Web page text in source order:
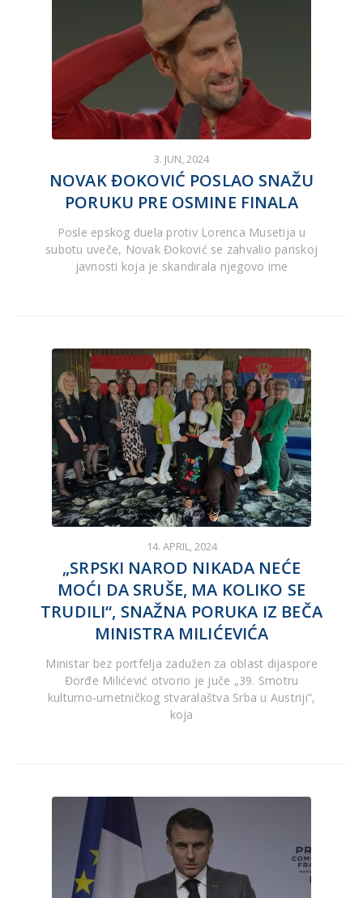
3. JUN, 2024
NOVAK ĐOKOVIĆ POSLAO SNAŽU
PORUKU PRE OSMINE FINALA
Posle epskog duela protiv Lorenca Musetija u
subotu uveče, Novak Đoković se zahvalio pariskoj
javnosti koja je skandirala njegovo ime
14. APRIL, 2024
„SRPSKI NAROD NIKADA NEĆE
MOĆI DA SRUŠE, MA KOLIKO SE
TRUDILI“, SNAŽNA PORUKA IZ BEČA
MINISTRA MILIĆEVIĆA
Ministar bez portfelja zadužen za oblast dijaspore
Đorđe Milićević otvorio je juče „39. Smotru
kulturno-umetničkog stvaralaštva Srba u Austriji“,
koja